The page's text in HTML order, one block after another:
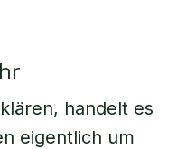
handelt es
eigentlich um